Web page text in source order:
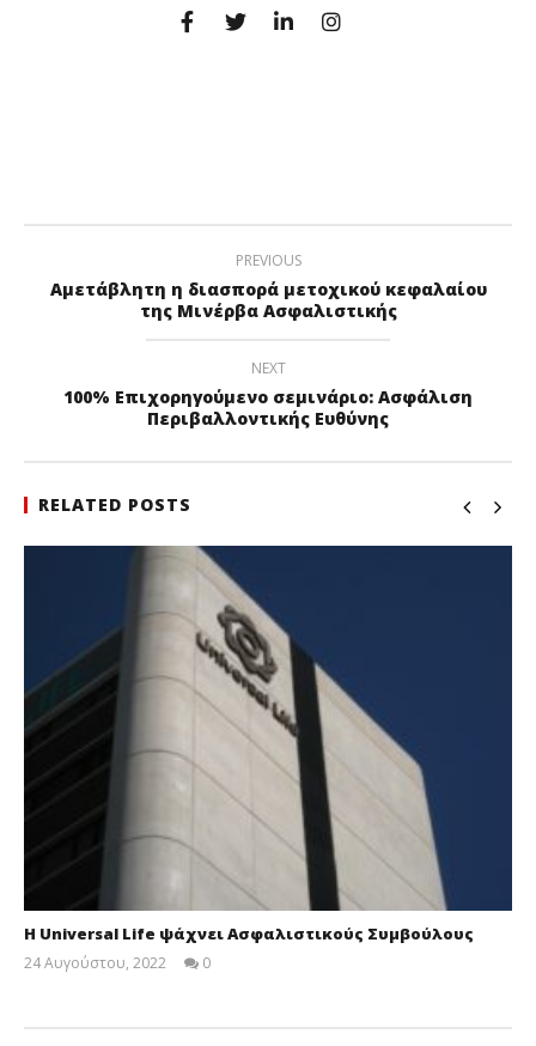
PREVIOUS
Αμετάβλητη η διασπορά μετοχικού κεφαλαίου
της Μινέρβα Ασφαλιστικής
NEXT
100% Eπιχορηγούμενο σεμινάριο: Ασφάλιση
Περιβαλλοντικής Ευθύνης
RELATED POSTS
Η Universal Life ψάχνει Ασφαλιστικούς Συμβούλους
24 Αυγούστου, 2022
0